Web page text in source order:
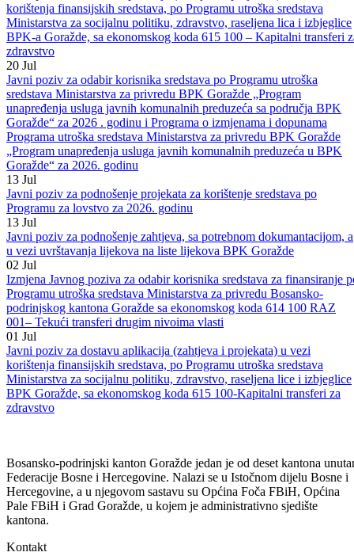
Javni poziviVidi sve
24 Jul
Javni poziv za dostavu aplikacija ( zahtjeva i projekata) u vezi
korištenja finansijskih sredstava, po Programu utroška sredstava
Ministarstva za socijalnu politiku, zdravstvo, raseljena lica i izbjeglice
BPK-a Goražde, sa ekonomskog koda 615 100 – Kapitalni transferi
zdravstvo
20 Jul
Javni poziv za odabir korisnika sredstava po Programu utroška
sredstava Ministarstva za privredu BPK Goražde „Program
unapređenja usluga javnih komunalnih preduzeća sa područja BPK
Goražde“ za 2026 . godinu i Programa o izmjenama i dopunama
Programa utroška sredstava Ministarstva za privredu BPK Goražde
„Program unapređenja usluga javnih komunalnih preduzeća u BPK
Goražde“ za 2026. godinu
13 Jul
Javni poziv za podnošenje projekata za korištenje sredstava po
Programu za lovstvo za 2026. godinu
13 Jul
Javni poziv za podnošenje zahtjeva, sa potrebnom dokumantacijom, a
u vezi uvrštavanja lijekova na liste lijekova BPK Goražde
02 Jul
Izmjena Javnog poziva za odabir korisnika sredstava za finansiranje
Programu utroška sredstava Ministarstva za privredu Bosansko-
podrinjskog kantona Goražde sa ekonomskog koda 614 100 RAZ
001– Tekući transferi drugim nivoima vlasti
01 Jul
Javni poziv za dostavu aplikacija (zahtjeva i projekata) u vezi
korištenja finansijskih sredstava, po Programu utroška sredstava